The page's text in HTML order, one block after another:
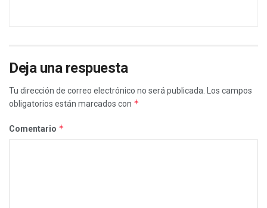
Deja una respuesta
Tu dirección de correo electrónico no será publicada.
Los campos
obligatorios están marcados con *
Comentario *